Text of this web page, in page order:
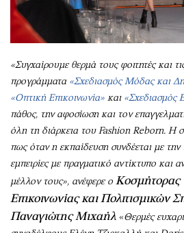
«Συγχαίρουμε θερμά τους φοιτητές και
προγράμματα «Σχεδιασμός Μόδας και
«Οπτική Επικοινωνία» και «Σχεδιασμός
πάθος, την αφοσίωση και τον
όλη τη διάρκεια του Fashion Reborn. Η
πως όταν η εκπαίδευση συνδέεται με
εμπειρίες με πραγματικό αντίκτυπο και
μέλλον τους», ανέφερε ο Κοσμήτορας
Επικοινωνίας και Πολιτισμικών
Παναγιώτης Μιχαήλ «Θερμές